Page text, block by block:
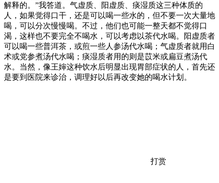
解释的。”我答道。气虚质、阳虚质、痰湿质这三种体质的
人，如果觉得口干，还是可以喝一些水的，但不要一次大量地
喝，可以分次慢慢喝。不过，他们也可能一整天都不觉得口
渴，这样也不要完全不喝水，可以考虑以茶代水喝。阳虚质者
可以喝一些普洱茶，或煎一些人参汤代水喝；气虚质者就用白
术或党参煮汤代水喝；痰湿质者用的则是苡米或扁豆煮汤代
水。当然，像王婶这种饮水后明显出现胃部症状的人，首先还
是要到医院来诊治，调理好以后再改变她的喝水计划。
打赏